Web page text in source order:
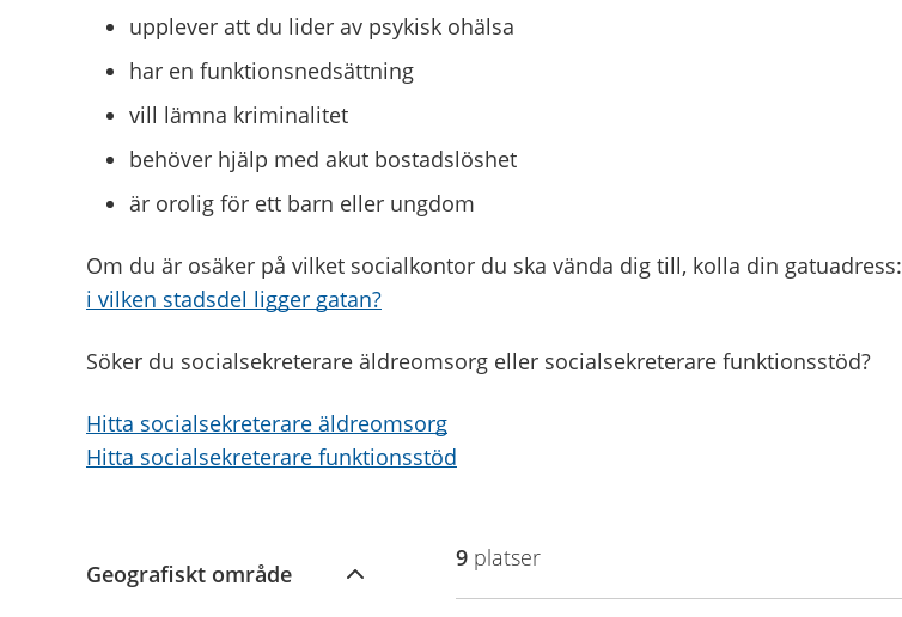
upplever att du lider av psykisk ohälsa
har en funktionsnedsättning
vill lämna kriminalitet
behöver hjälp med akut bostadslöshet
är orolig för ett barn eller ungdom
Om du är osäker på vilket socialkontor du ska vända dig till, kolla din gatuadress:
i vilken stadsdel ligger gatan?
Söker du socialsekreterare äldreomsorg eller socialsekreterare funktionsstöd?
Hitta socialsekreterare äldreomsorg
Hitta socialsekreterare funktionsstöd
Geografiskt område
9 platser